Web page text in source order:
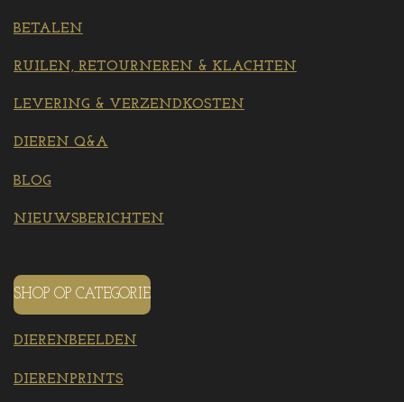
BETALEN
RUILEN, RETOURNEREN & KLACHTEN
LEVERING & VERZENDKOSTEN
DIEREN Q&A
BLOG
NIEUWSBERICHTEN
SHOP OP CATEGORIE
DIERENBEELDEN
DIERENPRINTS